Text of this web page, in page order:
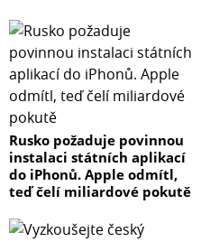
Rusko požaduje povinnou
instalaci státních aplikací
do iPhonů. Apple odmítl,
teď čelí miliardové pokutě